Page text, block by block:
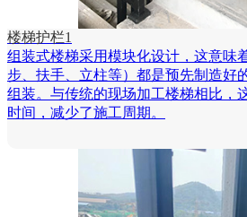
楼梯护栏1
组装式楼梯采用模块化设计，这意味
步、扶手、立柱等）都是预先制造好
组装。与传统的现场加工楼梯相比，
时间，减少了施工周期。